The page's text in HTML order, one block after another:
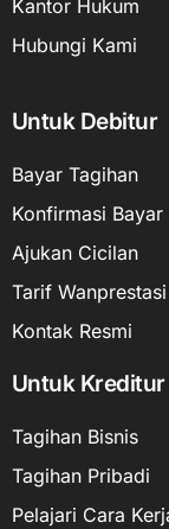
Kantor Hukum
Hubungi Kami
Untuk Debitur
Bayar Tagihan
Konfirmasi Bayar
Ajukan Cicilan
Tarif Wanprestasi
Kontak Resmi
Untuk Kreditur
Tagihan Bisnis
Tagihan Pribadi
Pelajari Cara